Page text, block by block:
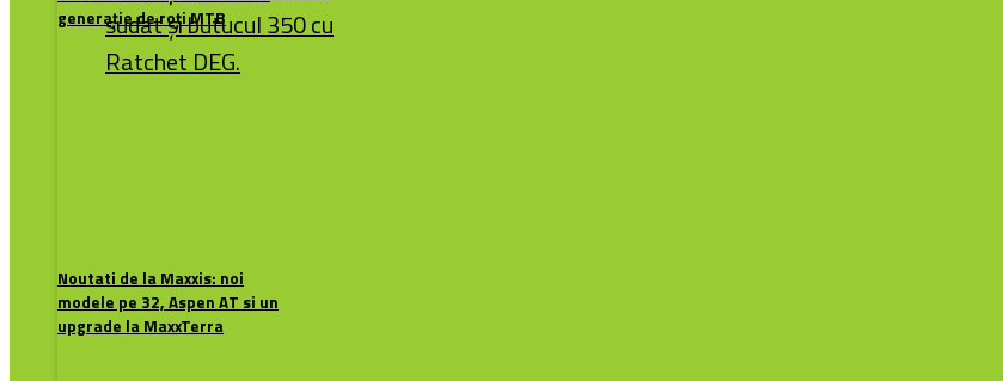
generație de roți MTB
Noutati de la Maxxis: noi
modele pe 32, Aspen AT si un
upgrade la MaxxTerra